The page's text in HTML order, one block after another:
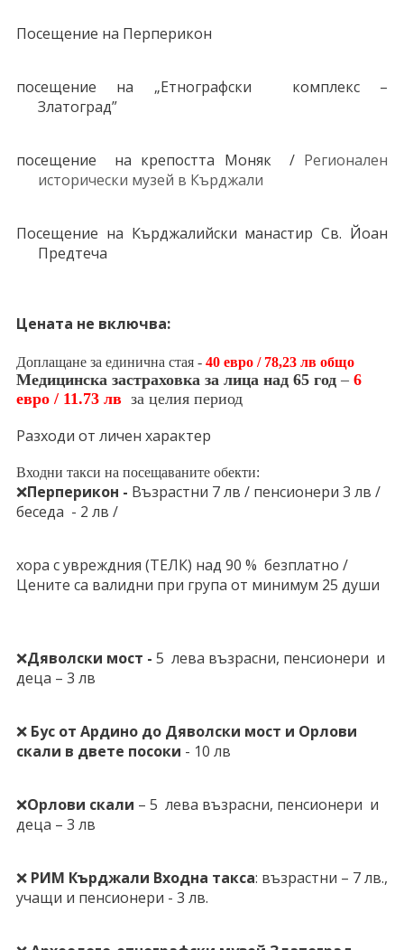
Посещение на Перперикон
посещение на „Етнографски комплекс –
Златоград”
посещение на крепостта Моняк / Регионален
исторически музей в Кърджали
Посещение на Кърджалийски манастир Св. Йоан
Предтеча
Цената не включва:
Доплащане за единична стая - 40 евро / 78,23 лв общо
Медицинска застраховка за лица над 65 год– 6
евро / 11.73 лв за целия период
Разходи от личен характер
Входни такси на посещаваните обекти:
❌Перперикон - Възрастни 7 лв / пенсионери 3 лв /
беседа - 2 лв /
хора с увреждния (ТЕЛК) над 90 % безплатно /
Цените са валидни при група от минимум 25 души
❌Дяволски мост - 5 лева възрасни, пенсионери и
деца – 3 лв
❌ Бус от Ардино до Дяволски мост и Орлови
скали в двете посоки - 10 лв
❌Орлови скали – 5 лева възрасни, пенсионери и
деца – 3 лв
❌РИМ Кърджали Входна такса: възрастни – 7 лв.,
учащи и пенсионери - 3 лв.